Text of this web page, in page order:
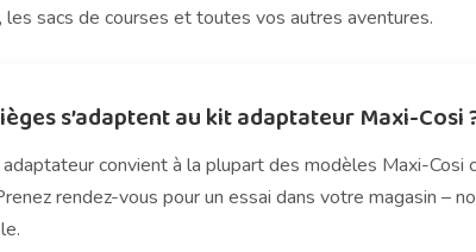
les sacs de courses et toutes vos autres aventures.
s’adaptent au kit adaptateur Maxi-Cosi
convient à la plupart des modèles Maxi-Cosi
rendez-vous pour un essai dans votre magasin –